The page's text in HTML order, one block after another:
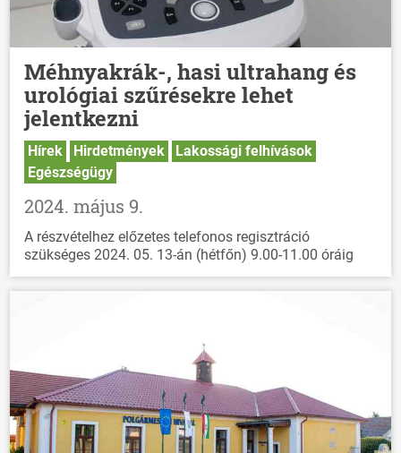
Méhnyakrák-, hasi ultrahang és
urológiai szűrésekre lehet
jelentkezni
Hírek Hirdetmények
Lakossági felhívások
Egészségügy
2024. május 9.
A részvételhez előzetes telefonos regisztráció
szükséges 2024. 05. 13-án (hétfőn) 9.00-11.00 óráig